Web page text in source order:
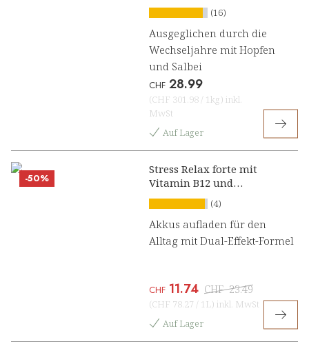
(16)
Ausgeglichen durch die
Wechseljahre mit Hopfen
und Salbei
CHF 28.99
(CHF 301.98 / 1kg) inkl.
MwSt
Auf Lager
-50%
Stress Relax forte mit
Vitamin B12 und
Ashwagandha Konzentrat
(4)
Akkus aufladen für den
Alltag mit Dual-Effekt-Formel
CHF 11.74 CHF 23.49
(CHF 78.27 / 1L) inkl. MwSt
Auf Lager